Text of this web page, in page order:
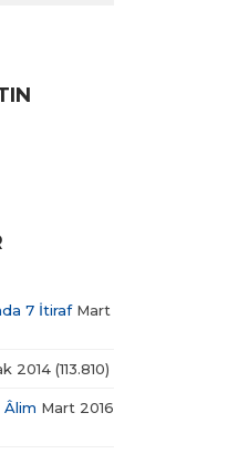
7 İtirafMart
2014 (113.810)
Âlim Mart 2016